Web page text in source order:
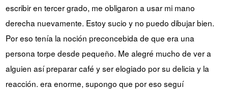
escribir en tercer grado, me obligaron a usar mi mano
derecha nuevamente. Estoy sucio y no puedo dibujar bien.
Por eso tenía la noción preconcebida de que era una
persona torpe desde pequeño. Me alegré mucho de ver a
alguien así preparar café y ser elogiado por su delicia y la
reacción. era enorme, supongo que por eso seguí